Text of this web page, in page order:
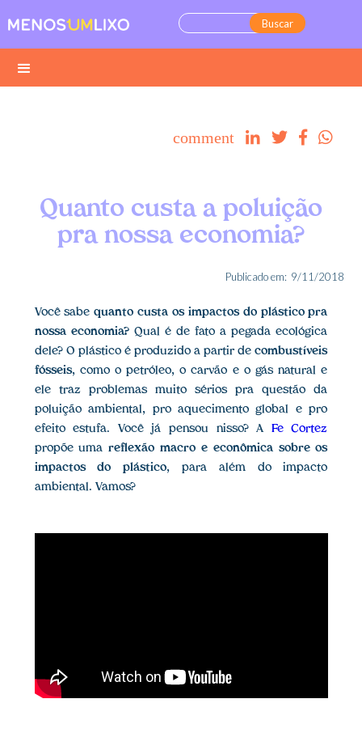
comment    
Quanto custa a poluição
pra nossa economia?
Publicado em: 9/11/2018
Você sabequanto custa os impactos do plástico pra
nossa economia?Qual é de fato a pegada ecológica
dele? O plástico é produzido a partir decombustíveis
fósseis, como o petróleo, o carvão e o gás natural e
ele traz problemas muito sérios pra questão da
poluição ambiental, pro aquecimento global e pro
efeito estufa. Você já pensou nisso? A Fe Cortez
propõe umareflexão macro e econômica sobre os
impactos do plástico, para além do impacto
ambiental. Vamos?